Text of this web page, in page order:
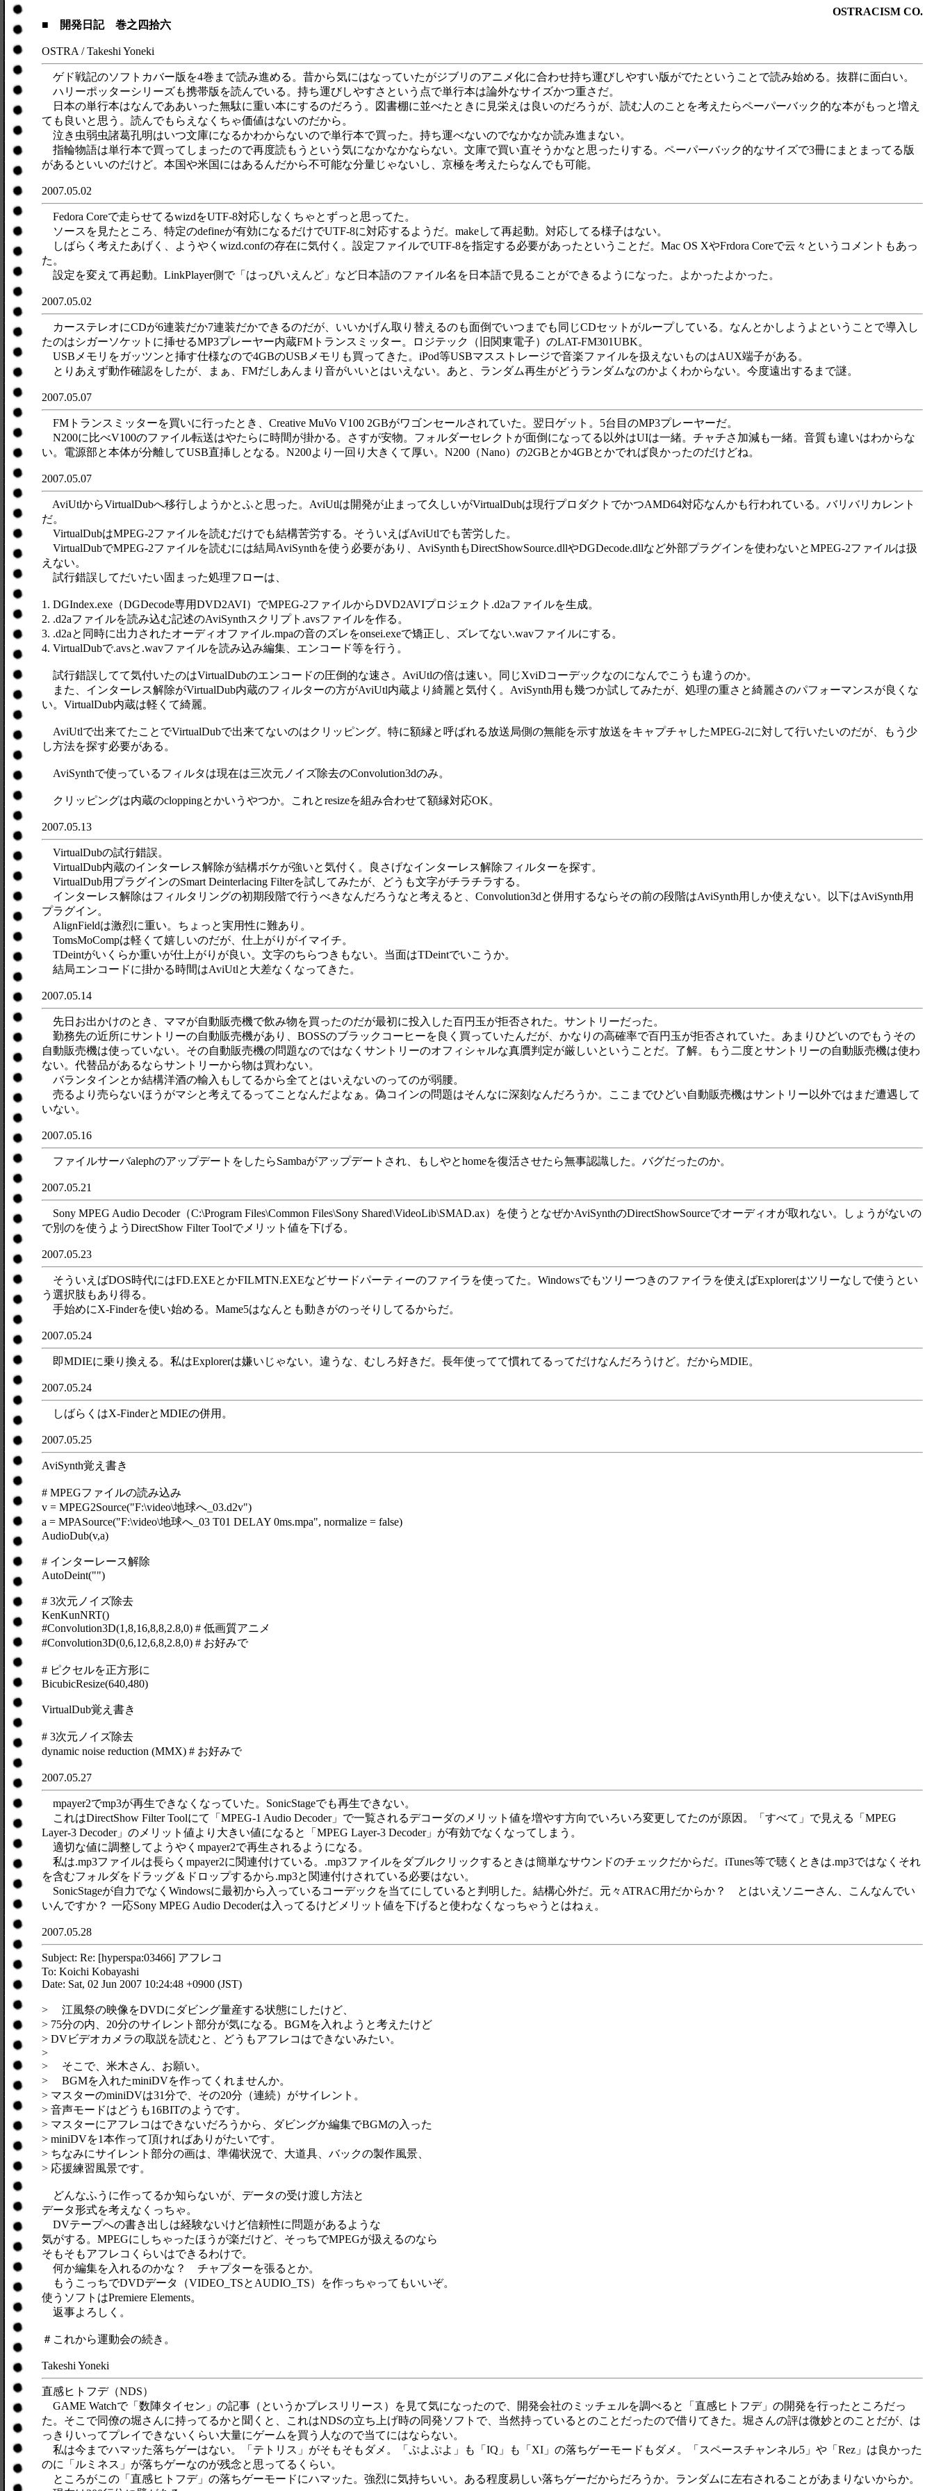
OSTRACISM CO.
■ 開発日記 巻之四拾六
OSTRA / Takeshi Yoneki
ゲド戦記のソフトカバー版を4巻まで読み進める。昔から気にはなっていたがジブリのアニメ化に合わせ持ち運びしやすい版がでたということで読み始める。抜群に面白い。
ハリーポッターシリーズも携帯版を読んでいる。持ち運びしやすさという点で単行本は論外なサイズかつ重さだ。
日本の単行本はなんでああいった無駄に重い本にするのだろう。図書棚に並べたときに見栄えは良いのだろうが、読む人のことを考えたらペーパーバック的な本がもっと増え
ても良いと思う。読んでもらえなくちゃ価値はないのだから。
泣き虫弱虫諸葛孔明はいつ文庫になるかわからないので単行本で買った。持ち運べないのでなかなか読み進まない。
指輪物語は単行本で買ってしまったので再度読もうという気になかなかならない。文庫で買い直そうかなと思ったりする。ペーパーバック的なサイズで3冊にまとまってる版
があるといいのだけど。本国や米国にはあるんだから不可能な分量じゃないし、京極を考えたらなんでも可能。
2007.05.02
Fedora Coreで走らせてるwizdをUTF-8対応しなくちゃとずっと思ってた。
ソースを見たところ、特定のdefineが有効になるだけでUTF-8に対応するようだ。makeして再起動。対応してる様子はない。
しばらく考えたあげく、ようやくwizd.confの存在に気付く。設定ファイルでUTF-8を指定する必要があったということだ。Mac OS XやFrdora Coreで云々というコメントもあっ
た。
設定を変えて再起動。LinkPlayer側で「はっぴいえんど」など日本語のファイル名を日本語で見ることができるようになった。よかったよかった。
2007.05.02
カーステレオにCDが6連装だか7連装だかできるのだが、いいかげん取り替えるのも面倒でいつまでも同じCDセットがループしている。なんとかしようよということで導入し
たのはシガーソケットに挿せるMP3プレーヤー内蔵FMトランスミッター。ロジテック（旧関東電子）のLAT-FM301UBK。
USBメモリをガッツンと挿す仕様なので4GBのUSBメモリも買ってきた。iPod等USBマスストレージで音楽ファイルを扱えないものはAUX端子がある。
とりあえず動作確認をしたが、まぁ、FMだしあんまり音がいいとはいえない。あと、ランダム再生がどうランダムなのかよくわからない。今度遠出するまで謎。
2007.05.07
FMトランスミッターを買いに行ったとき、Creative MuVo V100 2GBがワゴンセールされていた。翌日ゲット。5台目のMP3プレーヤーだ。
N200に比べV100のファイル転送はやたらに時間が掛かる。さすが安物。フォルダーセレクトが面倒になってる以外はUIは一緒。チャチさ加減も一緒。音質も違いはわからな
い。電源部と本体が分離してUSB直挿しとなる。N200より一回り大きくて厚い。N200（Nano）の2GBとか4GBとかでれば良かったのだけどね。
2007.05.07
AviUtlからVirtualDubへ移行しようかとふと思った。AviUtlは開発が止まって久しいがVirtualDubは現行プロダクトでかつAMD64対応なんかも行われている。バリバリカレント
だ。
VirtualDubはMPEG-2ファイルを読むだけでも結構苦労する。そういえばAviUtlでも苦労した。
VirtualDubでMPEG-2ファイルを読むには結局AviSynthを使う必要があり、AviSynthもDirectShowSource.dllやDGDecode.dllなど外部プラグインを使わないとMPEG-2ファイルは扱
えない。
試行錯誤してだいたい固まった処理フローは、
1. DGIndex.exe（DGDecode専用DVD2AVI）でMPEG-2ファイルからDVD2AVIプロジェクト.d2aファイルを生成。
2. .d2aファイルを読み込む記述のAviSynthスクリプト.avsファイルを作る。
3. .d2aと同時に出力されたオーディオファイル.mpaの音のズレをonsei.exeで矯正し、ズレてない.wavファイルにする。
4. VirtualDubで.avsと.wavファイルを読み込み編集、エンコード等を行う。
試行錯誤してて気付いたのはVirtualDubのエンコードの圧倒的な速さ。AviUtlの倍は速い。同じXviDコーデックなのになんでこうも違うのか。
また、インターレス解除がVirtualDub内蔵のフィルターの方がAviUtl内蔵より綺麗と気付く。AviSynth用も幾つか試してみたが、処理の重さと綺麗さのパフォーマンスが良くな
い。VirtualDub内蔵は軽くて綺麗。
AviUtlで出来てたことでVirtualDubで出来てないのはクリッピング。特に額縁と呼ばれる放送局側の無能を示す放送をキャプチャしたMPEG-2に対して行いたいのだが、もう少
し方法を探す必要がある。
AviSynthで使っているフィルタは現在は三次元ノイズ除去のConvolution3dのみ。
クリッピングは内蔵のcloppingとかいうやつか。これとresizeを組み合わせて額縁対応OK。
2007.05.13
VirtualDubの試行錯誤。
VirtualDub内蔵のインターレス解除が結構ボケが強いと気付く。良さげなインターレス解除フィルターを探す。
VirtualDub用プラグインのSmart Deinterlacing Filterを試してみたが、どうも文字がチラチラする。
インターレス解除はフィルタリングの初期段階で行うべきなんだろうなと考えると、Convolution3dと併用するならその前の段階はAviSynth用しか使えない。以下はAviSynth用
プラグイン。
AlignFieldは激烈に重い。ちょっと実用性に難あり。
TomsMoCompは軽くて嬉しいのだが、仕上がりがイマイチ。
TDeintがいくらか重いが仕上がりが良い。文字のちらつきもない。当面はTDeintでいこうか。
結局エンコードに掛かる時間はAviUtlと大差なくなってきた。
2007.05.14
先日お出かけのとき、ママが自動販売機で飲み物を買ったのだが最初に投入した百円玉が拒否された。サントリーだった。
勤務先の近所にサントリーの自動販売機があり、BOSSのブラックコーヒーを良く買っていたんだが、かなりの高確率で百円玉が拒否されていた。あまりひどいのでもうその
自動販売機は使っていない。その自動販売機の問題なのではなくサントリーのオフィシャルな真贋判定が厳しいということだ。了解。もう二度とサントリーの自動販売機は使わ
ない。代替品があるならサントリーから物は買わない。
バランタインとか結構洋酒の輸入もしてるから全てとはいえないのってのが弱腰。
売るより売らないほうがマシと考えてるってことなんだよなぁ。偽コインの問題はそんなに深刻なんだろうか。ここまでひどい自動販売機はサントリー以外ではまだ遭遇して
いない。
2007.05.16
ファイルサーバalephのアップデートをしたらSambaがアップデートされ、もしやとhomeを復活させたら無事認識した。バグだったのか。
2007.05.21
Sony MPEG Audio Decoder（C:\Program Files\Common Files\Sony Shared\VideoLib\SMAD.ax）を使うとなぜかAviSynthのDirectShowSourceでオーディオが取れない。しょうがないの
で別のを使うようDirectShow Filter Toolでメリット値を下げる。
2007.05.23
そういえばDOS時代にはFD.EXEとかFILMTN.EXEなどサードパーティーのファイラを使ってた。Windowsでもツリーつきのファイラを使えばExplorerはツリーなしで使うとい
う選択肢もあり得る。
手始めにX-Finderを使い始める。Mame5はなんとも動きがのっそりしてるからだ。
2007.05.24
即MDIEに乗り換える。私はExplorerは嫌いじゃない。違うな、むしろ好きだ。長年使ってて慣れてるってだけなんだろうけど。だからMDIE。
2007.05.24
しばらくはX-FinderとMDIEの併用。
2007.05.25
AviSynth覚え書き
# MPEGファイルの読み込み
v = MPEG2Source("F:\video\地球へ_03.d2v")
a = MPASource("F:\video\地球へ_03 T01 DELAY 0ms.mpa", normalize = false)
AudioDub(v,a)
# インターレース解除
AutoDeint("")
# 3次元ノイズ除去
KenKunNRT()
#Convolution3D(1,8,16,8,8,2.8,0) # 低画質アニメ
#Convolution3D(0,6,12,6,8,2.8,0) # お好みで
# ピクセルを正方形に
BicubicResize(640,480)
VirtualDub覚え書き
# 3次元ノイズ除去
dynamic noise reduction (MMX) # お好みで
2007.05.27
mpayer2でmp3が再生できなくなっていた。SonicStageでも再生できない。
これはDirectShow Filter Toolにて「MPEG-1 Audio Decoder」で一覧されるデコーダのメリット値を増やす方向でいろいろ変更してたのが原因。「すべて」で見える「MPEG
Layer-3 Decoder」のメリット値より大きい値になると「MPEG Layer-3 Decoder」が有効でなくなってしまう。
適切な値に調整してようやくmpayer2で再生されるようになる。
私は.mp3ファイルは長らくmpayer2に関連付けている。.mp3ファイルをダブルクリックするときは簡単なサウンドのチェックだからだ。iTunes等で聴くときは.mp3ではなくそれ
を含むフォルダをドラッグ＆ドロップするから.mp3と関連付けされている必要はない。
SonicStageが自力でなくWindowsに最初から入っているコーデックを当てにしていると判明した。結構心外だ。元々ATRAC用だからか？ とはいえソニーさん、こんなんでい
いんですか？ 一応Sony MPEG Audio Decoderは入ってるけどメリット値を下げると使わなくなっちゃうとはねぇ。
2007.05.28
Subject: Re: [hyperspa:03466] アフレコ
To: Koichi Kobayashi
Date: Sat, 02 Jun 2007 10:24:48 +0900 (JST)
> 江風祭の映像をDVDにダビング量産する状態にしたけど、
> 75分の内、20分のサイレント部分が気になる。BGMを入れようと考えたけど
> DVビデオカメラの取説を読むと、どうもアフレコはできないみたい。
>
> そこで、米木さん、お願い。
> BGMを入れたminiDVを作ってくれませんか。
> マスターのminiDVは31分で、その20分（連続）がサイレント。
> 音声モードはどうも16BITのようです。
> マスターにアフレコはできないだろうから、ダビングか編集でBGMの入った
> miniDVを1本作って頂ければありがたいです。
> ちなみにサイレント部分の画は、準備状況で、大道具、バックの製作風景、
> 応援練習風景です。
どんなふうに作ってるか知らないが、データの受け渡し方法と
データ形式を考えなくっちゃ。
DVテープへの書き出しは経験ないけど信頼性に問題があるような
気がする。MPEGにしちゃったほうが楽だけど、そっちでMPEGが扱えるのなら
そもそもアフレコくらいはできるわけで。
何か編集を入れるのかな？ チャプターを張るとか。
もうこっちでDVDデータ（VIDEO_TSとAUDIO_TS）を作っちゃってもいいぞ。
使うソフトはPremiere Elements。
返事よろしく。
＃これから運動会の続き。
Takeshi Yoneki
直感ヒトフデ（NDS）
GAME Watchで「数陣タイセン」の記事（というかプレスリリース）を見て気になったので、開発会社のミッチェルを調べると「直感ヒトフデ」の開発を行ったところだっ
た。そこで同僚の堀さんに持ってるかと聞くと、これはNDSの立ち上げ時の同発ソフトで、当然持っているとのことだったので借りてきた。堀さんの評は微妙とのことだが、は
っきりいってプレイできないくらい大量にゲームを買う人なので当てにはならない。
私は今までハマッた落ちゲーはない。「テトリス」がそもそもダメ。「ぷよぷよ」も「IQ」も「XI」の落ちゲーモードもダメ。「スペースチャンネル5」や「Rez」は良かった
のに「ルミネス」が落ちゲーなのが残念と思ってるくらい。
ところがこの「直感ヒトフデ」の落ちゲーモードにハマッた。強烈に気持ちいい。ある程度易しい落ちゲーだからだろうか。ランダムに左右されることがあまりないからか。